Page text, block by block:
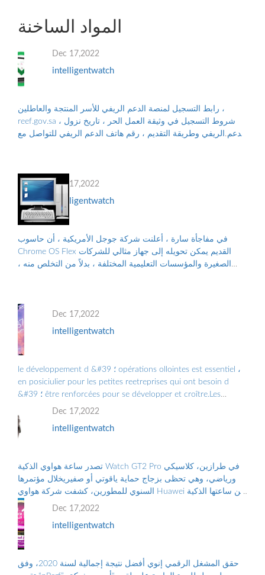
المواد الساخنة
Dec 17,2022
intelligentwatch
رابط التسجيل لمنصة الدعم الريفي للأسر المنتجة والعاطلين ،
reef.gov.sa ، شروط التسجيل في وثيقة العمل الحر ، تاريخ نزول
الدعم الريفي وطريقة التقديم ، رقم هاتف الدعم الريفي للتواصل مع
Dec 17,2022
intelligentwatch
في مفاجأة سارة ، أعلنت شركة جوجل الأمريكية ، أن حاسوب
Chrome OS Flex القديم يمكن تحويله إلى جهاز مثالي للشركات
الصغيرة والمؤسسات التعليمية المختلفة ، بدلاً من التخلص منه ،
Dec 17,2022
intelligentwatch
le développement d &#39 ؛ opérations ollointes est essentiel ،
en posiciulier pour les petites reetreprises qui ont besoin d
&#39 ؛ être renforcées pour se développer et croître.Les
Grandes Entreprises doiv ...
Dec 17,2022
intelligentwatch
تصدر ساعة هواوي الذكية Watch GT2 Pro في طرازين، كلاسيكي
ورياضي، وهي تحظى بزجاج حماية ياقوتي أو صفيريخلال مؤتمرها
السنوي للمطورين، كشفت شركة هواوي Huawei عن ساعتها الذكية
Dec 17,2022
intelligentwatch
حقق المشغل الرقمي إنوي أفضل نتيجة إجمالية لسنة 2020، وفق